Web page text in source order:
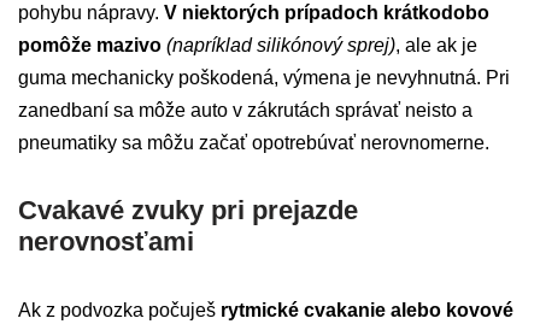
pohybu nápravy. V niektorých prípadoch krátkodobo
pomôže mazivo (napríklad silikónový sprej), ale ak je
guma mechanicky poškodená, výmena je nevyhnutná. Pri
zanedbaní sa môže auto v zákrutách správať neisto a
pneumatiky sa môžu začať opotrebúvať nerovnomerne.
Cvakavé zvuky pri prejazde
nerovnosťami
Ak z podvozka počuješ rytmické cvakanie alebo kovové